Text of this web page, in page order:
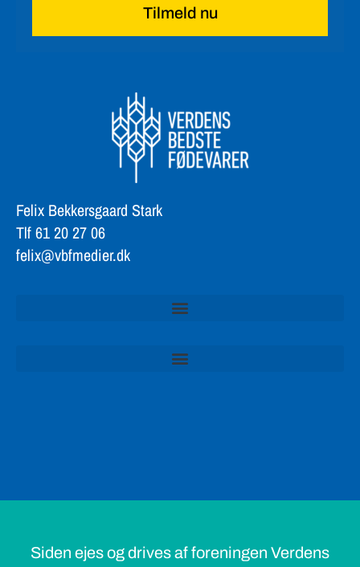
Tilmeld nu
Felix Bekkersgaard Stark
Tlf 61 20 27 06
felix@vbfmedier.dk
Siden ejes og drives af foreningen Verdens